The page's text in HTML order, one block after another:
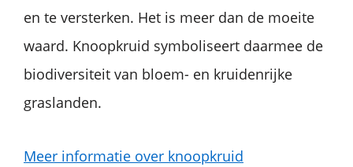
en te versterken. Het is meer dan de moeite
waard. Knoopkruid symboliseert daarmee de
biodiversiteit van bloem- en kruidenrijke
graslanden.
Meer informatie over knoopkruid